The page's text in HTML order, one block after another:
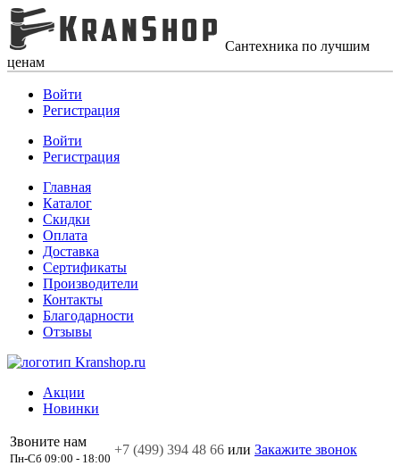
Сантехника по лучшим
ценам
Войти
Регистрация
Войти
Регистрация
Главная
Каталог
Скидки
Оплата
Доставка
Сертификаты
Производители
Контакты
Благодарности
Отзывы
Акции
Новинки
Звоните нам
Пн-Сб 09:00 - 18:00
+7 (499) 394 48 66 или Закажите звонок